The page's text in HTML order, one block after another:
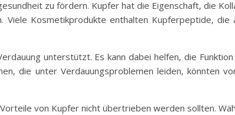
zu fördern. Kupfer hat die Eigenschaft, die
Kosmetikprodukte enthalten Kupferpeptide, die
unterstützt. Es kann dabei helfen, die
die unter Verdauungsproblemen leiden, könnten
von Kupfer nicht übertrieben werden sollten.